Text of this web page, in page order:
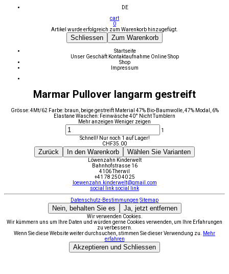
DE
cart
0
Artikel wurde erfolgreich zum Warenkorb hinzugefügt.
Schliessen Zum Warenkorb
Startseite
Unser Geschäft Kontaktaufnahme Online Shop
Shop
Impressum
Marmar Pullover langarm gestreift
Grösse: 4Mt/62 Farbe: braun, beige gestreift Material 47% Bio-Baumwolle, 47% Modal, 6%
Elastane Waschen: Feinwäsche 40° Nicht Tumblern
Mehr anzeigen Weniger zeigen
1
Schnell! Nur noch 1 auf Lager!
CHF35.00
Zurück In den Warenkorb Wählen Sie Varianten
Löwenzahn Kinderwelt
Bahnhofstrasse 16
4106 Therwil
+41 78 250 40 25
loewenzahn.kinderwelt@gmail.com
social link social link
Datenschutz-Bestimmungen Sitemap
Nein, behalten Sie es Ja, jetzt entfernen
Wir verwenden Cookies.
Wir kümmern uns um Ihre Daten und würden gerne Cookies verwenden, um Ihre Erfahrungen
zu verbessern.
Wenn Sie diese Website weiter durchsuchen, stimmen Sie dieser Verwendung zu.
Mehr
erfahren
Akzeptieren und Schliessen